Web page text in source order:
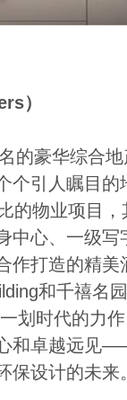
）
的豪华综合
个引人瞩目
的物业项目
中心、一级
作打造的精美
和千禧名
划时代的力
和卓越远见
保设计的未